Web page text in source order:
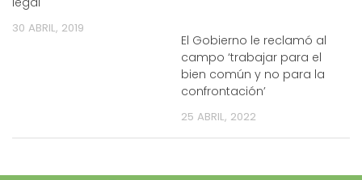
30 ABRIL, 2019
El Gobierno le reclamó al
campo ‘trabajar para el
bien común y no para la
confrontación’
25 ABRIL, 2022